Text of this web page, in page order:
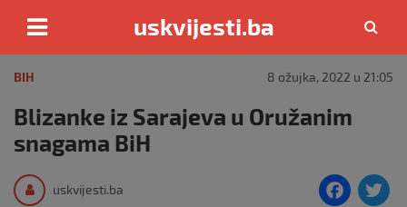
content
uskvijesti.ba
BIH 8 ožujka, 2022 u 21:05
Blizanke iz Sarajeva u Oružanim
snagama BiH
uskvijesti.ba
F